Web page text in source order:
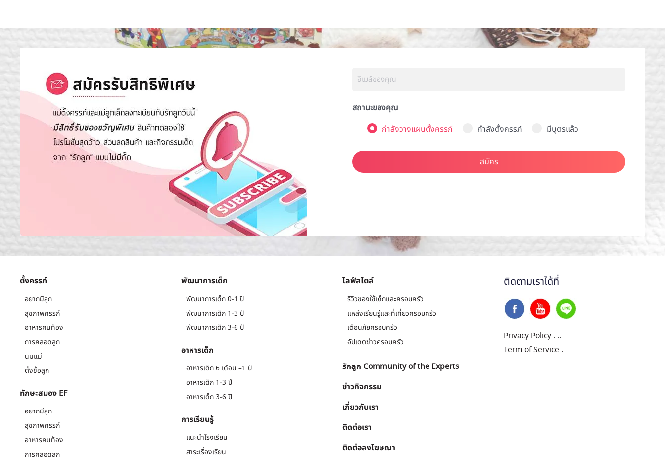
สถานะของคุณ
กำลังวางแผนตั้งครรภ์
กำลังตั้งครรภ์ มีบุตรแล้ว
สมัคร
ตั้งครรภ์
อยากมีลูก
สุขภาพครรภ์
อาหารคนท้อง
การคลอดลูก
นมแม่
ตั้งชื่อลูก
ทักษะสมอง EF
อยากมีลูก
สุขภาพครรภ์
อาหารคนท้อง
การคลอดลูก
พัฒนาการเด็ก
พัฒนาการเด็ก 0-1 ปี
พัฒนาการเด็ก 1-3 ปี
พัฒนาการเด็ก 3-6 ปี
อาหารเด็ก
อาหารเด็ก 6 เดือน –1 ปี
อาหารเด็ก 1-3 ปี
อาหารเด็ก 3-6 ปี
การเรียนรู้
แนะนำโรงเรียน
สาระเรื่องเรียน
ไลฟ์สไตล์
รีวิวของใช้เด็กและครอบครัว
แหล่งเรียนรู้และที่เที่ยวครอบครัว
เตือนภัยครอบครัว
อัปเดตข่าวครอบครัว
รักลูก Community of the Experts
ข่าวกิจกรรม
เกี่ยวกับเรา
ติดต่อเรา
ติดต่อลงโฆษณา
ติดตามเราได้ที่
Privacy Policy . ..
Term of Service .